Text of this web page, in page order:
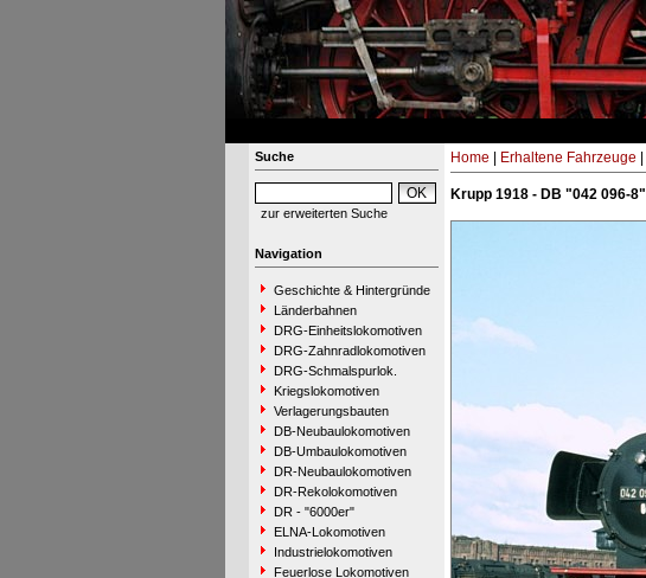
Suche
zur erweiterten Suche
Navigation
Geschichte & Hintergründe
Länderbahnen
DRG-Einheitslokomotiven
DRG-Zahnradlokomotiven
DRG-Schmalspurlok.
Kriegslokomotiven
Verlagerungsbauten
DB-Neubaulokomotiven
DB-Umbaulokomotiven
DR-Neubaulokomotiven
DR-Rekolokomotiven
DR - "6000er"
ELNA-Lokomotiven
Industrielokomotiven
Feuerlose Lokomotiven
Home Erhaltene Fahrzeuge
Krupp 1918 - DB "042 096-8"